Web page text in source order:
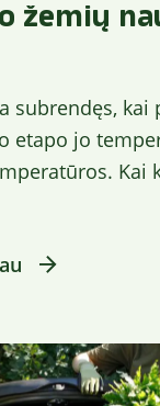
žemių
subrendęs, kai
etapo jo
Kai